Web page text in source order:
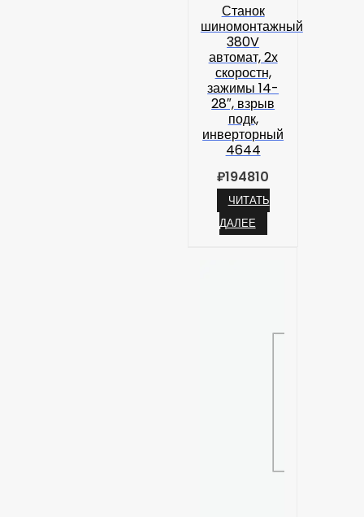
Станок
шиномонтажный
380V
автомат, 2х
скоростн,
зажимы 14-
28″, взрыв
подк,
инверторный
4644
₽194810
ЧИТАТЬ
ДАЛЕЕ